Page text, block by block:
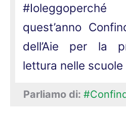
quest’anno
dell’Aie per la
lettura nelle scuole
Parliamo di: